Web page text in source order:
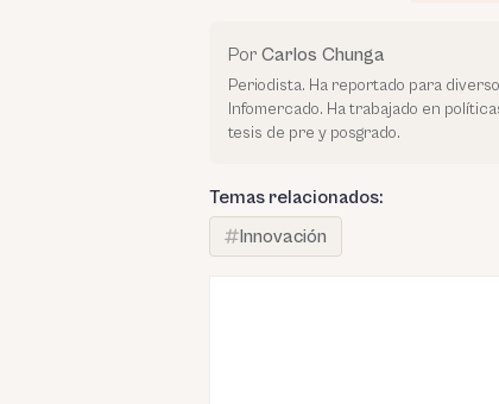
Por Carlos Chunga
Periodista. Ha reportado para
Infomercado. Ha trabajado en
tesis de pre y posgrado.
Temas relacionados:
Innovación